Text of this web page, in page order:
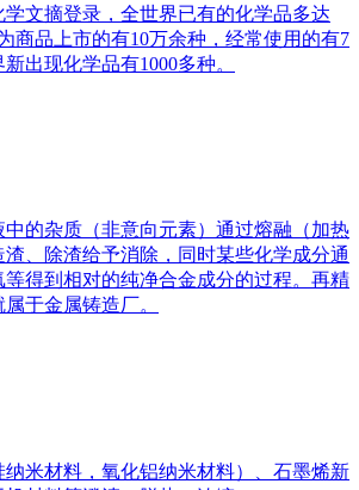
文摘登录，全世界已有的化学品多达
商品上市的有10万余种，经常使用的有7
出现化学品有1000多种。
的杂质（非意向元素）通过熔融（加热
、除渣给予消除，同时某些化学成分通
得到相对的纯净合金成分的过程。再精
于金属铸造厂。
米材料，氧化铝纳米材料）、石墨烯新